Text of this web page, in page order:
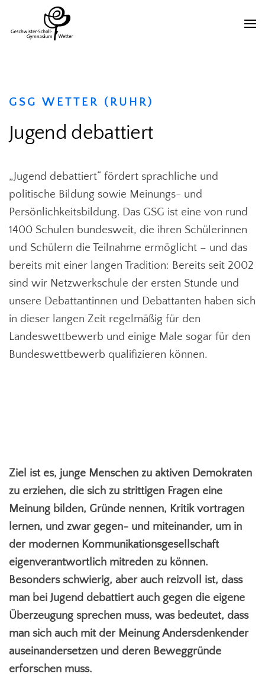
GSG WETTER (RUHR)
Jugend debattiert
„Jugend debattiert“ fördert sprachliche und
politische Bildung sowie Meinungs- und
Persönlichkeitsbildung. Das GSG ist eine von rund
1400 Schulen bundesweit, die ihren Schülerinnen
und Schülern die Teilnahme ermöglicht – und das
bereits mit einer langen Tradition: Bereits seit 2002
sind wir Netzwerkschule der ersten Stunde und
unsere Debattantinnen und Debattanten haben sich
in dieser langen Zeit regelmäßig für den
Landeswettbewerb und einige Male sogar für den
Bundeswettbewerb qualifizieren können.
Ziel ist es, junge Menschen zu aktiven Demokraten
zu erziehen, die sich zu strittigen Fragen eine
Meinung bilden, Gründe nennen, Kritik vortragen
lernen, und zwar gegen- und miteinander, um in
der modernen Kommunikationsgesellschaft
eigenverantwortlich mitreden zu können.
Besonders schwierig, aber auch reizvoll ist, dass
man bei Jugend debattiert auch gegen die eigene
Überzeugung sprechen muss, was bedeutet, dass
man sich auch mit der Meinung Andersdenkender
auseinandersetzen und deren Beweggründe
erforschen muss.